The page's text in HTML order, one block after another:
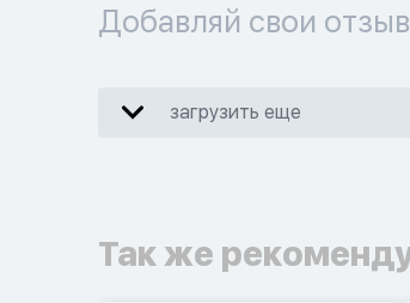
Добавляй свои
загрузить еще
Так же